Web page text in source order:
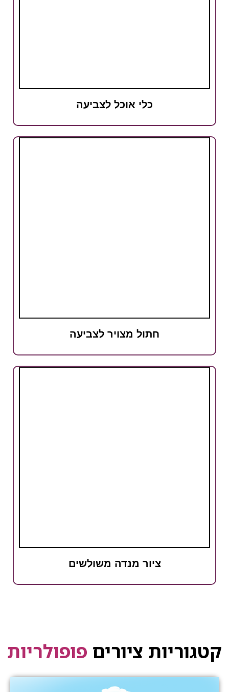
כלי אוכל לצביעה
חתול מצויר לצביעה
ציור מנדה משולשים
קטגוריות ציורים פופולריות